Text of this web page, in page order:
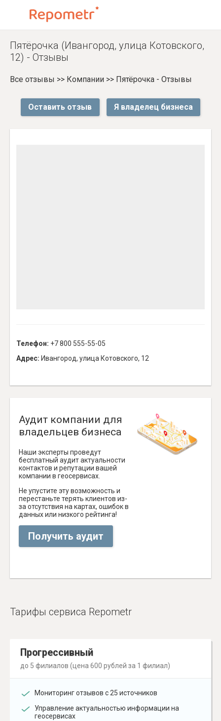
Пятёрочка (Ивангород, улица Котовского,
12) - Отзывы
Все отзывы >> Компании >> Пятёрочка - Отзывы
Оставить отзыв Я владелец бизнеса
Телефон: +7 800 555-55-05
Адрес: Ивангород, улица Котовского, 12
Аудит компании для
владельцев бизнеса
Наши эксперты проведут
бесплатный аудит актуальности
контактов и репутации вашей
компании в геосервисах.
Не упустите эту возможность и
перестаньте терять клиентов из-
за отсутствия на картах, ошибок в
данных или низкого рейтинга!
Получить аудит
Тарифы сервиса Repometr
Прогрессивный
до 5 филиалов (цена 600 рублей за 1 филиал)
Мониторинг отзывов с 25 источников
Управление актуальностью информации на
геосервисах